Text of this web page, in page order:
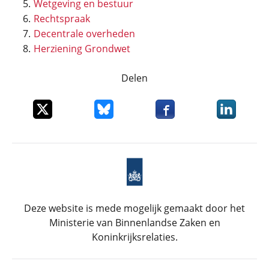
Wetgeving en bestuur
Rechtspraak
Decentrale overheden
Herziening Grondwet
Delen
Deel dit item op XDeel dit item op Bluesky
Deel dit item opDeel dit
Deze website is mede mogelijk gemaakt door het
Ministerie van Binnenlandse Zaken en
Koninkrijksrelaties.